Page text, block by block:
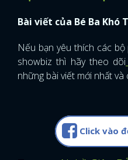
FACEBOOK
Bài viết của Bé Ba Khó
Nếu bạn yêu thích các
showbiz thì hãy theo dõi
những bài viết mới nhất và
Click vào